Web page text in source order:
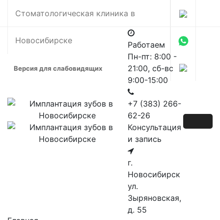
Стоматологическая клиника в
Новосибирске
Версия для слабовидящих
Работаем
Пн-пт: 8:00 -
21:00, сб-вс
9:00-15:00
+7 (383) 266-
62-26
Консультация
и запись
г.
Новосибирск
ул.
Зыряновская,
д. 55